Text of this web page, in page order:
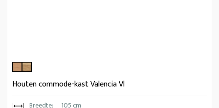
Houten commode-kast Valencia Vl
Breedte:
105 cm